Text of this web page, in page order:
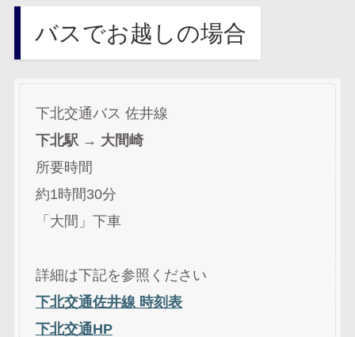
バスでお越しの場合
下北交通バス 佐井線
下北駅 → 大間崎
所要時間
約1時間30分
「大間」下車
詳細は下記を参照ください
下北交通佐井線 時刻表
下北交通HP